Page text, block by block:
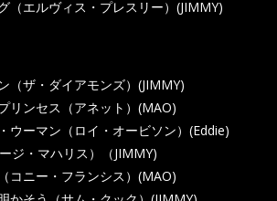
（エルヴィス・プレスリー）(JIMMY)
（ザ・ダイアモンズ）(JIMMY)
リンセス（アネット）(MAO)
ウーマン（ロイ・オービソン）(Eddie)
ジ・マハリス）（JIMMY)
コニー・フランシス）(MAO)